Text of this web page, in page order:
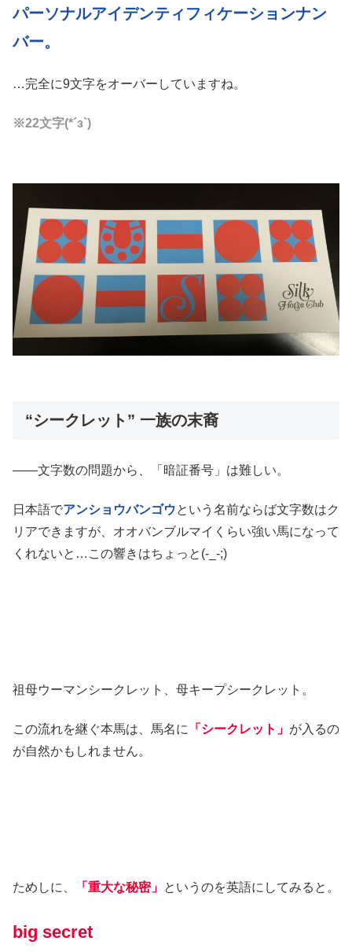
パーソナルアイデンティフィケーションナン
バー。
…完全に9文字をオーバーしていますね。
※22文字(*´з`)
“シークレット” 一族の末裔
――文字数の問題から、「暗証番号」は難しい。
日本語でアンショウバンゴウという名前ならば文字数はク
リアできますが、オオバンブルマイくらい強い馬になって
くれないと…この響きはちょっと(-_-;)
祖母ウーマンシークレット、母キープシークレット。
この流れを継ぐ本馬は、馬名に 「シークレット」 が入るの
が自然かもしれません。
ためしに、 「重大な秘密」 というのを英語にしてみると。
big secret